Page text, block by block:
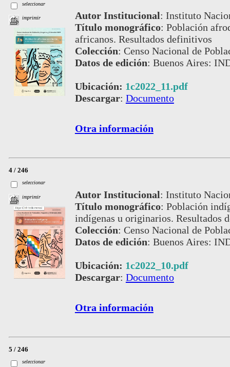
seleccionar
imprimir Autor Institucional: Instituto
Título monográfico: Población
africanos. Resultados definitivos
Colección: Censo Nacional de
Datos de edición: Buenos Aires:
Ubicación: 1c2022_11.pdf
Descargar: Documento
Otra información
4 / 246
seleccionar
imprimir Autor Institucional: Instituto
Título monográfico: Población
indígenas u originarios. Resultados
Colección: Censo Nacional de
Datos de edición: Buenos Aires:
Ubicación: 1c2022_10.pdf
Descargar: Documento
Otra información
5 / 246
seleccionar